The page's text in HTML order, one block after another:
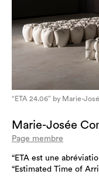
“ETA 24.06” by Marie-
Marie-Josée
Page membre
“ETA est une
“Estimated Time of